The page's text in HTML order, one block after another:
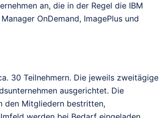
an, die in der Regel die IBM
OnDemand, ImagePlus und
30 Teilnehmern. Die jeweils zweitägige
ausgerichtet. Die
den Mitgliedern bestritten,